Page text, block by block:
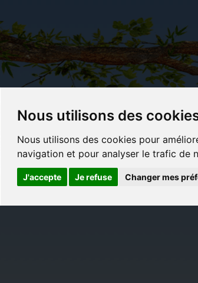
Nous utilisons des
Nous utilisons des cookies pour
navigation et pour analyser le trafic de
J'accepte Je refuse Changer mes
Carterie
papeterie
originale
Activités
manuelles,
détente et